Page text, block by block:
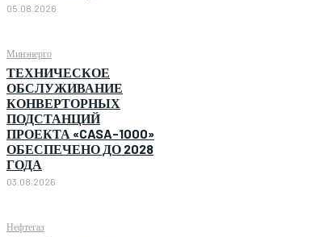
05.08.2026
Минэнерго
ТЕХНИЧЕСКОЕ
ОБСЛУЖИВАНИЕ
КОНВЕРТОРНЫХ
ПОДСТАНЦИЙ
ПРОЕКТА «CASA-1000»
ОБЕСПЕЧЕНО ДО 2028
ГОДА
03.08.2026
Нефтегаз